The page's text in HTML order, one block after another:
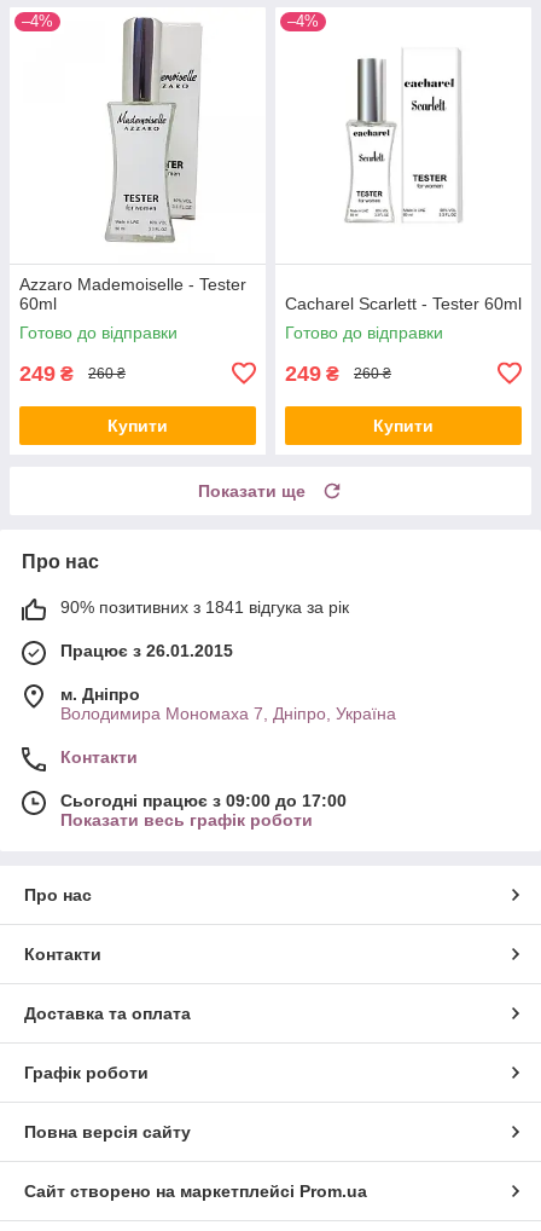
–4%
Azzaro Mademoiselle - Tester
60ml
Готово до відправки
249 ₴ 260 ₴
Купити
–4%
Cacharel Scarlett - Tester 60ml
Готово до відправки
249 ₴ 260 ₴
Купити
Показати ще
Про нас
90% позитивних з 1841 відгука за рік
Працює з 26.01.2015
м. Дніпро
Володимира Мономаха 7, Дніпро, Україна
Контакти
Сьогодні працює з 09:00 до 17:00
Показати весь графік роботи
Про нас
Контакти
Доставка та оплата
Графік роботи
Повна версія сайту
Сайт створено на маркетплейсі Prom.ua